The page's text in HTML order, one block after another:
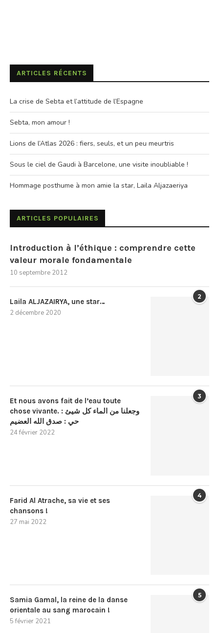
ARTICLES RÉCENTS
La crise de Sebta et l’attitude de l’Espagne
Sebta, mon amour !
Lions de l’Atlas 2026 : fiers, seuls, et un peu meurtris
Sous le ciel de Gaudi à Barcelone, une visite inoubliable !
Hommage posthume à mon amie la star, Laila Aljazaeriya
ARTICLES POPULAIRES
Introduction à l’éthique : comprendre cette
valeur morale fondamentale
10 septembre 2012
2
Laila ALJAZAIRYA, une star…
2 décembre 2020
3
Et nous avons fait de l’eau toute
chose vivante. : وجعلنا من الماء كل شيئ
حي : صدق الله العضيم
24 février 2022
4
Farid Al Atrache, sa vie et ses
chansons !
27 mai 2022
5
Samia Gamal, la reine de la danse
orientale au sang marocain !
5 février 2021